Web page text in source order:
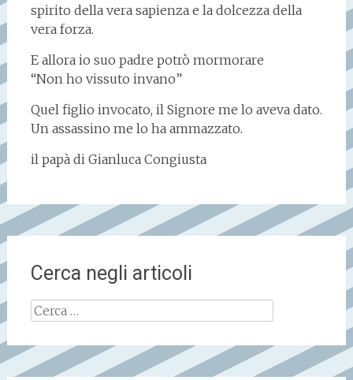
spirito della vera sapienza e la dolcezza della
vera forza.
E allora io suo padre potrò mormorare
“Non ho vissuto invano”
Quel figlio invocato, il Signore me lo aveva dato.
Un assassino me lo ha ammazzato.
il papà di Gianluca Congiusta
Cerca negli articoli
Ricerca
per: